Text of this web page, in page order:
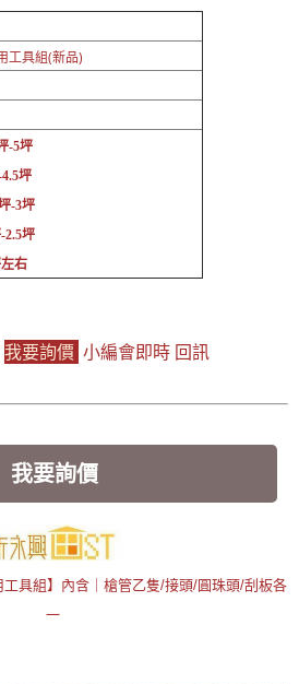
工具組(新品)
-5坪
坪
-3坪
坪
右
我要詢價 小編會即時 回訊
我要詢價
具組】內含｜槍管乙隻/接頭/圓珠頭/刮板各
一